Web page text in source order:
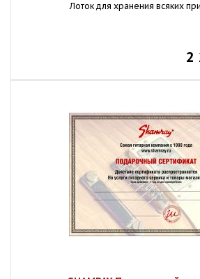
Лоток для хранения всяких
2